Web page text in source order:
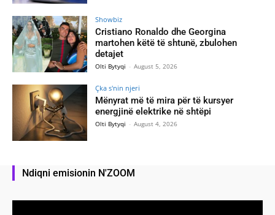
Showbiz
Cristiano Ronaldo dhe Georgina
martohen këtë të shtunë, zbulohen
detajet
Olti Bytyqi - August 5, 2026
Çka s'nin njeri
Mënyrat më të mira për të kursyer
energjinë elektrike në shtëpi
Olti Bytyqi - August 4, 2026
Ndiqni emisionin N'ZOOM